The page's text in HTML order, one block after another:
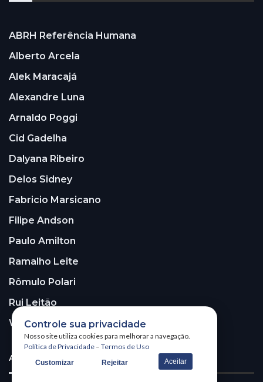
ABRH Referência Humana
Alberto Arcela
Alek Maracajá
Alexandre Luna
Arnaldo Poggi
Cid Gadelha
Dalyana Ribeiro
Delos Sidney
Fabricio Marsicano
Filipe Andson
Paulo Amilton
Ramalho Leite
Rômulo Polari
Rui Leitão
Walter Santos
ASSINE A NOSSA NEWSLETTER!
Controle sua privacidade
Nosso site utiliza cookies para melhorar a navegação.
Política de Privacidade – Termos de Uso
Customizar Rejeitar Aceitar